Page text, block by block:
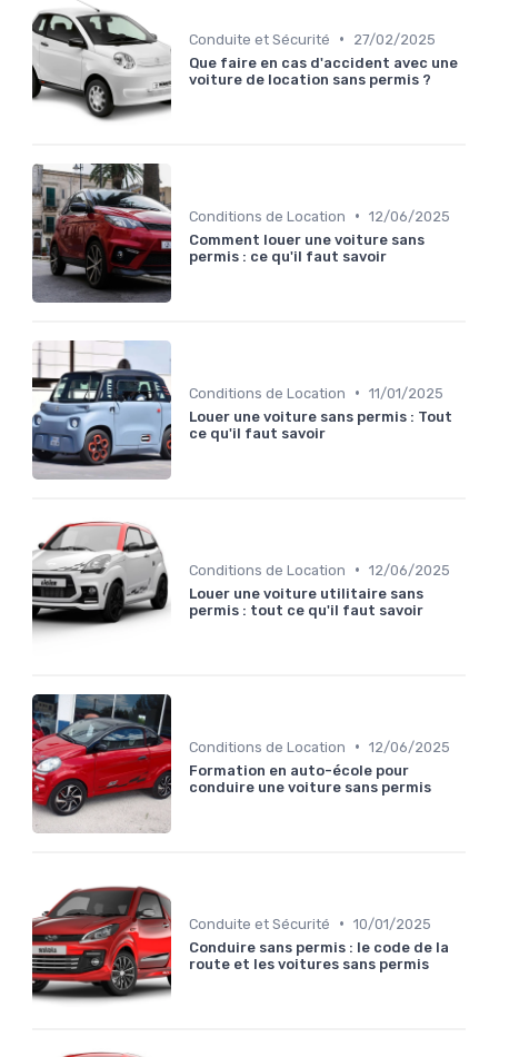
Conduite et Sécurité •
27/02/2025
Que faire en cas d'accident avec une
voiture de location sans permis ?
Conditions de Location • 12/06/2025
Comment louer une voiture sans
permis : ce qu'il faut savoir
Conditions de Location • 11/01/2025
Louer une voiture sans permis : Tout
ce qu'il faut savoir
Conditions de Location • 12/06/2025
Louer une voiture utilitaire sans
permis : tout ce qu'il faut savoir
Conditions de Location • 12/06/2025
Formation en auto-école pour
conduire une voiture sans permis
Conduite et Sécurité • 10/01/2025
Conduire sans permis : le code de la
route et les voitures sans permis